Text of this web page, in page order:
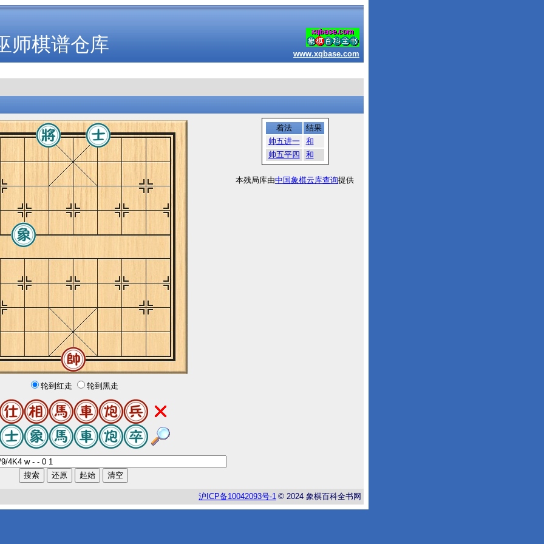
师棋谱仓库 www.xqbase.com
轮到红走 轮到黑走
着法
结果
帅五进一
和
帅五平四
和
本残局库由中国象棋云库查询提供
沪 ICP备10042093号-1 © 2024 象棋百科全书网